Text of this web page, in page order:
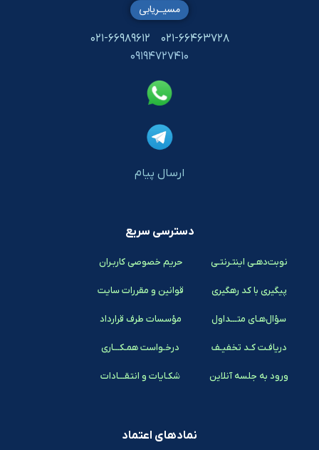
۰۲۱-۶۶۴۶۳۷۲۸
۰۲۱-۶۶۹۸۹۶۱۲
۰۹۱۹۴۷۲۷۴۱۰
ارسال پیام
مسیـریابی
دسترسی سریع
نوبت‌دهـی اینتـرنتـی
پیگیری با کد رهگیری
سؤال‌هـای متـــداول
دریافـت کـد تخفیـف
ورود به جلسه آنلاین
حریم خصوصی کاربـران
قوانین و مقررات سایت
مؤسسات طرف قرارداد
درخـواست همـکـــاری
شکـایات و انتقـــادات
نمادهای اعتماد